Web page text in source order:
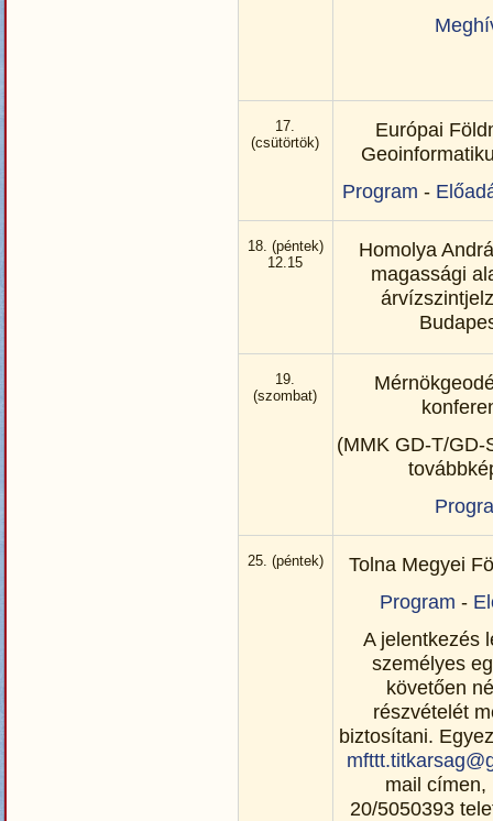
17.
(csütörtök)
Európai
Program -
18. (péntek)
12.15
Homolya
magassági
19.
(szombat)
(MMK GD-T/GD-
25. (péntek)
Tolna Megyei
Program -
A jelentkezés
személyes
követően
részvételét
biztosítani.
mail címen,
20/5050393